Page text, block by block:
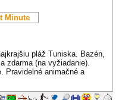
Minute
pláž Tuniska. Bazén,
zdarma (na vyžiadanie).
Pravidelné animačné a